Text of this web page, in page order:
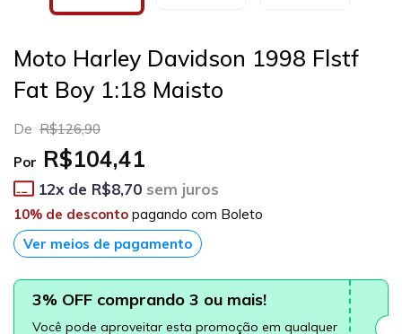
Moto Harley Davidson 1998 Flstf
Fat Boy 1:18 Maisto
De R$126,90
Por R$104,41
12x de R$8,70 sem juros
10% de desconto pagando com Boleto
Ver meios de pagamento
3% OFF comprando 3 ou mais!
Você pode aproveitar esta promoção em qualquer